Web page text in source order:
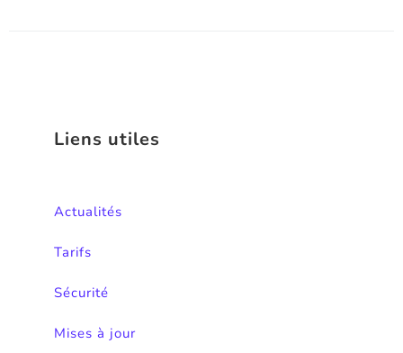
Liens utiles
Actualités
Tarifs
Sécurité
Mises à jour